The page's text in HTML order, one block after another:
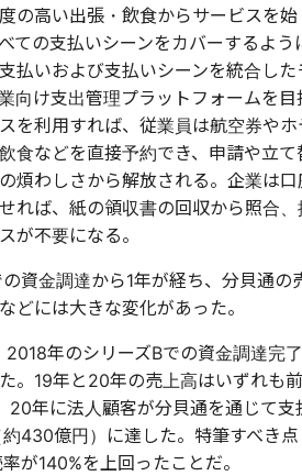
の高い出張・飲食からサービスを始
ての支払いシーンをカバーするよう
払いおよび支払いシーンを統合した
向け支出管理プラットフォームを目
を利用すれば、従業員は航空券やホ
食などを直接予約でき、申請や立て
煩わしさから解放される。企業は口
れば、紙の領収書の回収から照合、
が不要になる。
資金調達から1年が経ち、分貝通の
どには大きな変化があった。
2018年のシリーズBでの資金調達完了
。19年と20年の売上高はいずれも前
20年に法人顧客が分貝通を通じて支
430億円）に達した。特筆すべき点
が140%を上回ったことだ。